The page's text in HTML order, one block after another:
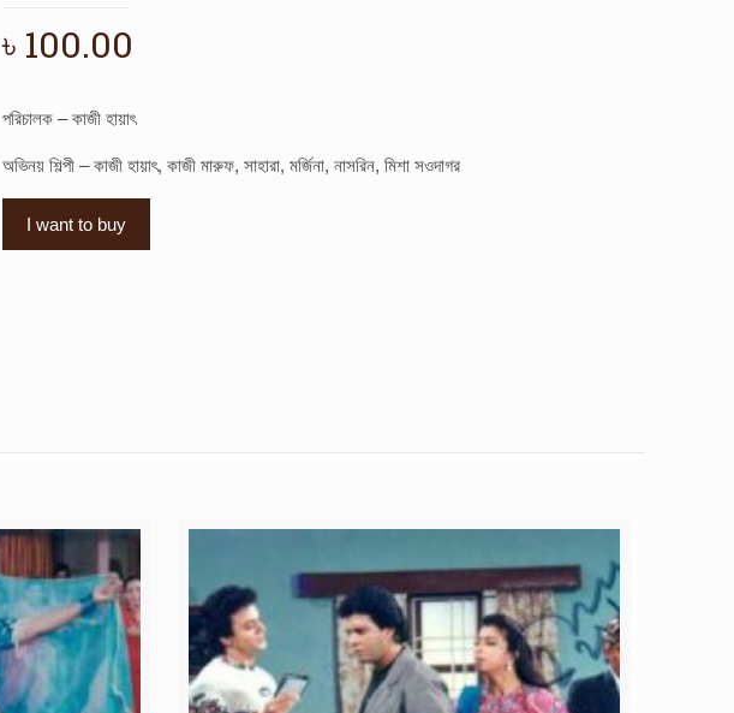
৳ 100.00
পরিচালক – কাজী হায়াৎ
অভিনয় শিল্পী – কাজী হায়াৎ, কাজী মারুফ, সাহারা, মর্জিনা, নাসরিন, মিশা সওদাগর
I want to buy